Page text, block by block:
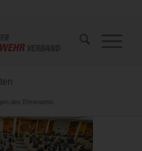
des Ehrenamts